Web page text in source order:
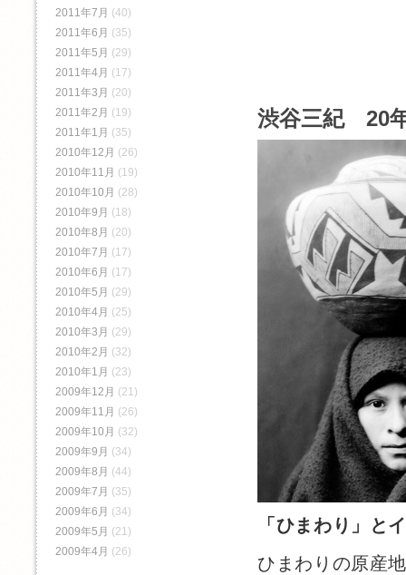
渋谷三紀 20
「ひまわり」と
ひまわりの原産
2011年7月 (40)
2011年6月 (35)
2011年5月 (29)
2011年4月 (17)
2011年3月 (20)
2011年2月 (19)
2011年1月 (35)
2010年12月 (26)
2010年11月 (19)
2010年10月 (28)
2010年9月 (18)
2010年8月 (20)
2010年7月 (17)
2010年6月 (17)
2010年5月 (29)
2010年4月 (25)
2010年3月 (29)
2010年2月 (32)
2010年1月 (23)
2009年12月 (21)
2009年11月 (26)
2009年10月 (32)
2009年9月 (34)
2009年8月 (44)
2009年7月 (35)
2009年6月 (34)
2009年5月 (21)
2009年4月 (26)